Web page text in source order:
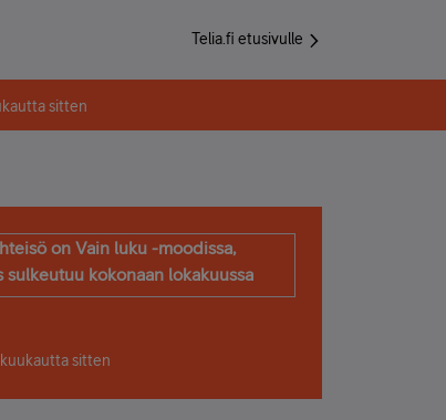
Telia.fi etusivulle
sitten
on Vain luku -moodissa,
sulkeutuu kokonaan lokakuussa
sitten